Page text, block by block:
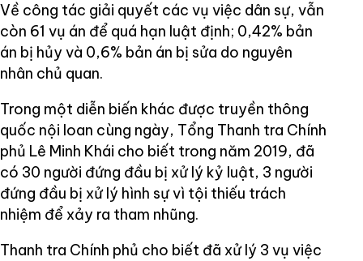
Về công tác giải quyết các vụ việc dân sự, vẫn
còn 61 vụ án để quá hạn luật định; 0,42% bản
án bị hủy và 0,6% bản án bị sửa do nguyên
nhân chủ quan.
Trong một diễn biến khác được truyền thông
quốc nội loan cùng ngày, Tổng Thanh tra Chính
phủ Lê Minh Khái cho biết trong năm 2019, đã
có 30 người đứng đầu bị xử lý kỷ luật, 3 người
đứng đầu bị xử lý hình sự vì tội thiếu trách
nhiệm để xảy ra tham nhũng.
Thanh tra Chính phủ cho biết đã xử lý 3 vụ việc